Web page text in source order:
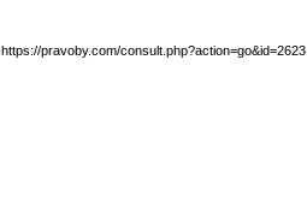
https://pravoby.com/consult.php?action=go&id=2623